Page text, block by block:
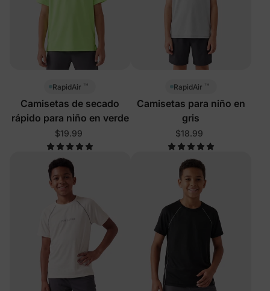
RapidAir ™
Camisetas de secado
rápido para niño en verde
$19.99
RapidAir ™
Camisetas para niño en
gris
$18.99